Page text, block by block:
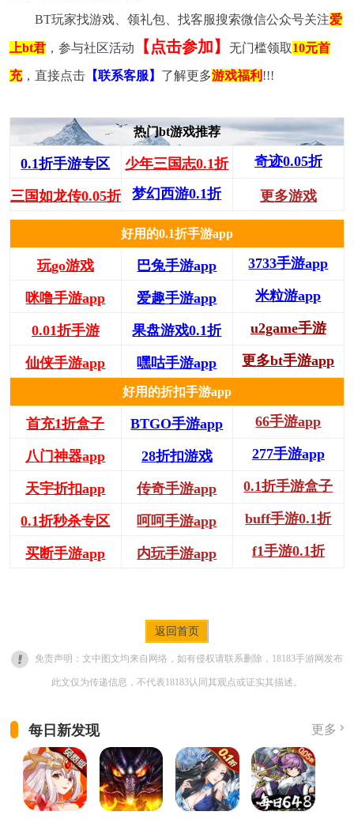
BT玩家找游戏、领礼包、找客服搜索微信公众号关注爱
上bt君，参与社区活动 【点击参加】 无门槛领取10元首
充，直接点击【联系客服】 了解更多游戏福利 !!!
热门bt游戏推荐
0.1折手游专区 少年三国志0.1折 奇迹0.05折
三国如龙传0.05折 梦幻西游0.1折 更多游戏
好用的0.1折手游app
玩go游戏 巴兔手游app 3733手游app
咪噜手游app 爱趣手游app 米粒游app
0.01折手游 果盘游戏0.1折 u2game手游
仙侠手游app 嘿咕手游app 更多bt手游app
好用的折扣手游app
首充1折盒子 BTGO手游app 66手游app
八门神器app 28折扣游戏 277手游app
天宇折扣app 传奇手游app 0.1折手游盒子
0.1折秒杀专区 呵呵手游app buff手游0.1折
买断手游app 内玩手游app f1手游0.1折
返回首页
免责声明：文中图文均来自网络，如有侵权请联系删除，18183手游网发布
此文仅为传递信息，不代表18183认同其观点或证实其描述。
每日新发现 更多